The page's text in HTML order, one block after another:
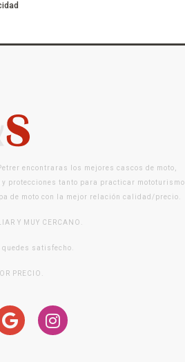
encontraras los mejores cascos de moto,
protecciones tanto para practicar mototurismo,
de moto con la mejor relación calidad/precio.
Y MUY CERCANO.
quedes satisfecho.
PRECIO.